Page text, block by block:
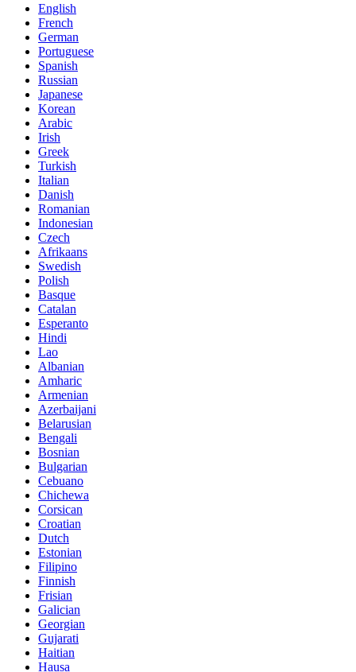
English
French
German
Portuguese
Spanish
Russian
Japanese
Korean
Arabic
Irish
Greek
Turkish
Italian
Danish
Romanian
Indonesian
Czech
Afrikaans
Swedish
Polish
Basque
Catalan
Esperanto
Hindi
Lao
Albanian
Amharic
Armenian
Azerbaijani
Belarusian
Bengali
Bosnian
Bulgarian
Cebuano
Chichewa
Corsican
Croatian
Dutch
Estonian
Filipino
Finnish
Frisian
Galician
Georgian
Gujarati
Haitian
Hausa